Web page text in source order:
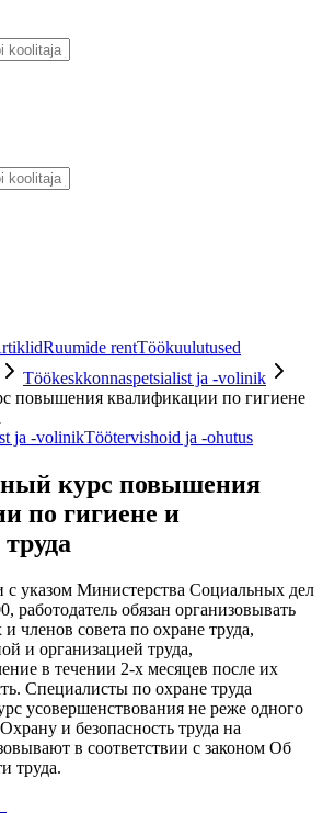
Ruumide rentTöökuulutused
Töökeskkonnaspetsialist ja -volinik
повышения квалификации по гигиене
ja -volinikTöötervishoid ja -ohutus
курс повышения
по гигиене и
с указом Министерства Социальных дел
работодатель обязан организовывать
членов совета по охране труда,
и организацией труда,
в течении 2-х месяцев после их
Специалисты по охране труда
усовершенствования не реже одного
и безопасность труда на
в соответствии с законом Об
труда.